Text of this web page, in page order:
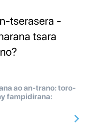
tserasera -
tsara
ao an-trano: toro-
fampidirana: